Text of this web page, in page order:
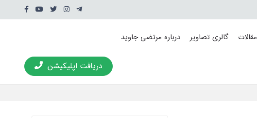
مقالات گالری تصاویر درباره مرتضی جاوید
دریافت اپلیکیشن